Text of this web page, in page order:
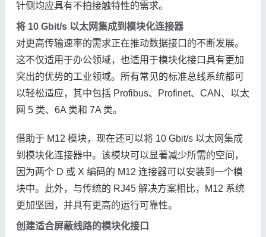
针侧均应具有不拍接触特性的需求。
将 10 Gbit/s 以太网集成到模块化连接器
对更高传输速率的需求正在推动数据接口的不断发展。
这不仅适用于办公领域，也适用于模块化接口具有更加
突出的优势的工业领域。所有常见的标准总线系统都可
以轻松适应，其中包括 Profibus、Profinet、CAN、以太
网 5 类、6A 类和 7A 类。
借助于 M12 模块，现在还可以将 10 Gbit/s 以太网集成
到模块化连接器中。该模块可以显著减少所需的空间，
因为两个 D 或 X 编码的 M12 连接器可以安装到一个模
块中。此外，与传统的 RJ45 解决方案相比，M12 系统
更加坚固，并具有更高的运行可靠性。
创建适合屏蔽线路的模块化接口